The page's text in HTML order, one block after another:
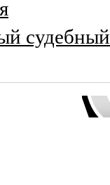
судебный